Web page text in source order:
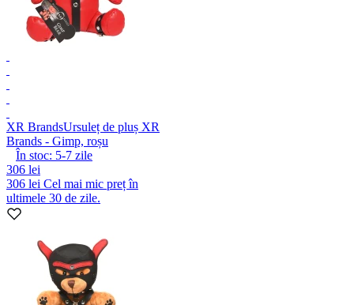
XR BrandsUrsuleț de pluș XR
Brands - Gimp, roșu
În stoc: 5-7 zile
306 lei
306 lei Cel mai mic preț în
ultimele 30 de zile.